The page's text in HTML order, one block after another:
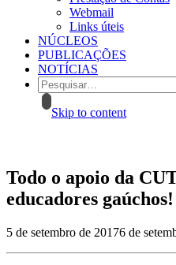
Webmail
Links úteis
NÚCLEOS
PUBLICAÇÕES
NOTÍCIAS
Skip to content
Todo o apoio da
educadores gaúchos!
5 de setembro de 20176 de